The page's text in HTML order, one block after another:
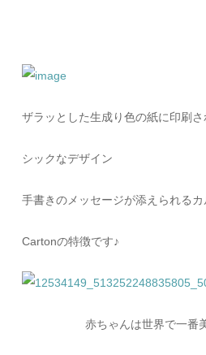
ザラッとした生成り色の紙に印刷
シックなデザイン
手書きのメッセージが添えられる
Cartonの特徴です♪
赤ちゃんは世界で一番